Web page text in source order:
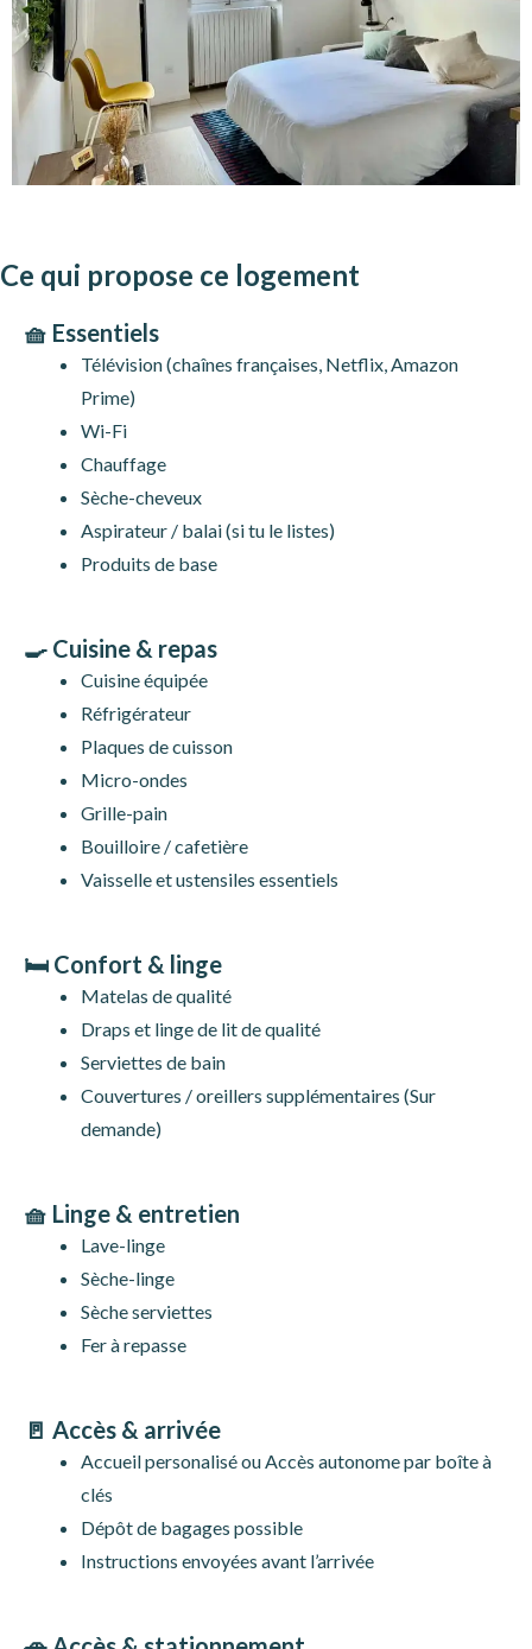
Ce qui propose ce logement
🧺 Essentiels
Télévision (chaînes françaises, Netflix, Amazon
Prime)
Wi-Fi
Chauffage
Sèche-cheveux
Aspirateur / balai (si tu le listes)
Produits de base
🍳 Cuisine & repas
Cuisine équipée
Réfrigérateur
Plaques de cuisson
Micro-ondes
Grille-pain
Bouilloire / cafetière
Vaisselle et ustensiles essentiels
Matelas de qualité
Draps et linge de lit de qualité
Serviettes de bain
Couvertures / oreillers supplémentaires (Sur
demande)
🛏️ Confort & linge
🧺 Linge & entretien
Lave-linge
Sèche-linge
Sèche serviettes
Fer à repasse
🚪 Accès & arrivée
Accueil personalisé ou Accès autonome par boîte à
clés
Dépôt de bagages possible
Instructions envoyées avant l’arrivée